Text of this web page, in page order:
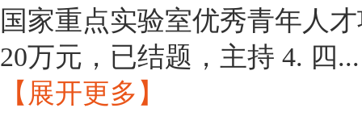
国家重点实验室优秀青年人才
20万元，已结题，主持 4. 四...
【展开更多】